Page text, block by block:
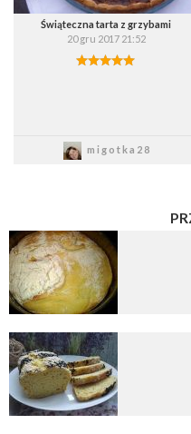
Świąteczna tarta z grzybami
20 gru 2017 21:52
migotka28
Zapisz